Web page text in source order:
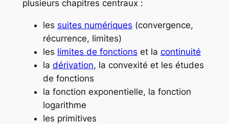
plusieurs chapitres centraux :
les suites numériques (convergence,
récurrence, limites)
les limites de fonctions et la continuité
la dérivation, la convexité et les études
de fonctions
la fonction exponentielle, la fonction
logarithme
les primitives